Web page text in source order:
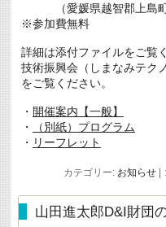
（愛媛県越智郡上島町
※参加費無料
詳細は添付ファイルをご覧
技術振興会（しまなみテク
をご覧ください。
・ 開催案内【一般】
・
（別紙）プログラム
・ リーフレット
カテゴリー: お知らせ
山田進太郎D&I財団